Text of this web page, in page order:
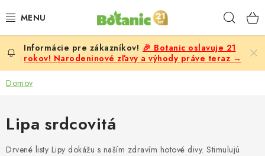
na
PREMIUM
DOPLNKY STRAVY
🎉 Botanic oslavuje 21
rokov! Narodeninové zľavy a výhody práve teraz →
Domov
Lipa srdcovitá
Drvené listy Lipy dokážu s naším zdravím hotové divy. Stimulujú